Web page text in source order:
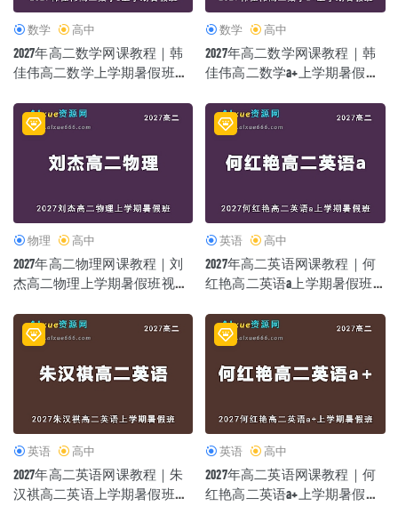
数学 高中
2027年高二数学网课教程｜韩
佳伟高二数学上学期暑假班视
数学 高中
2027年高二数学网课教程｜韩
佳伟高二数学a+上学期暑假班
物理 高中
2027年高二物理网课教程｜刘
杰高二物理上学期暑假班视频
英语 高中
2027年高二英语网课教程｜何
红艳高二英语a上学期暑假班
英语 高中
2027年高二英语网课教程｜朱
汉祺高二英语上学期暑假班视
英语 高中
2027年高二英语网课教程｜何
红艳高二英语a+上学期暑假班